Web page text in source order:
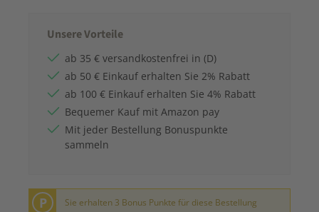
Unsere Vorteile
ab 35 € versandkostenfrei in (D)
ab 50 € Einkauf erhalten Sie 2% Rabatt
ab 100 € Einkauf erhalten Sie 4% Rabatt
Bequemer Kauf mit Amazon pay
Mit jeder Bestellung Bonuspunkte
sammeln
P Sie erhalten 3 Bonus Punkte für diese Bestellung